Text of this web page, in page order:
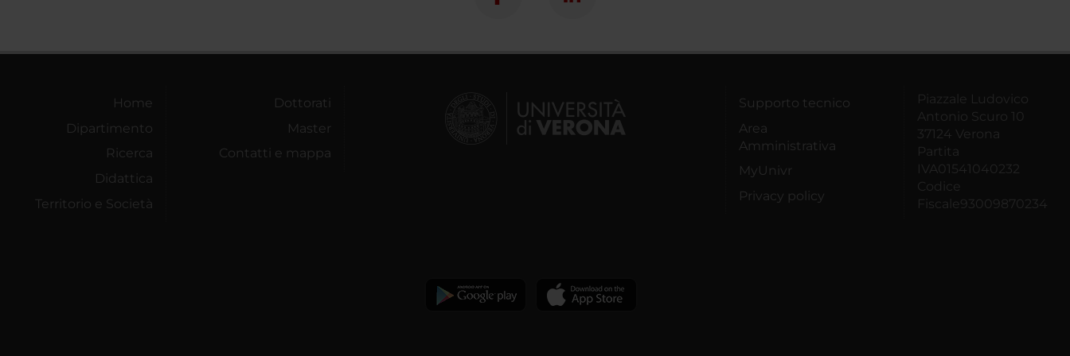
Home
Dipartimento
Ricerca
Didattica
Territorio e Società
Dottorati
Master
Contatti e mappa
Supporto tecnico
Area
Amministrativa
MyUnivr
Privacy policy
Piazzale Ludovico
Antonio Scuro 10
37124 Verona
Partita
IVA01541040232
Codice
Fiscale93009870234